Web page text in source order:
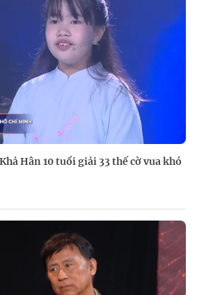
Hân 10 tuổi giải 33 thế cờ vua khó